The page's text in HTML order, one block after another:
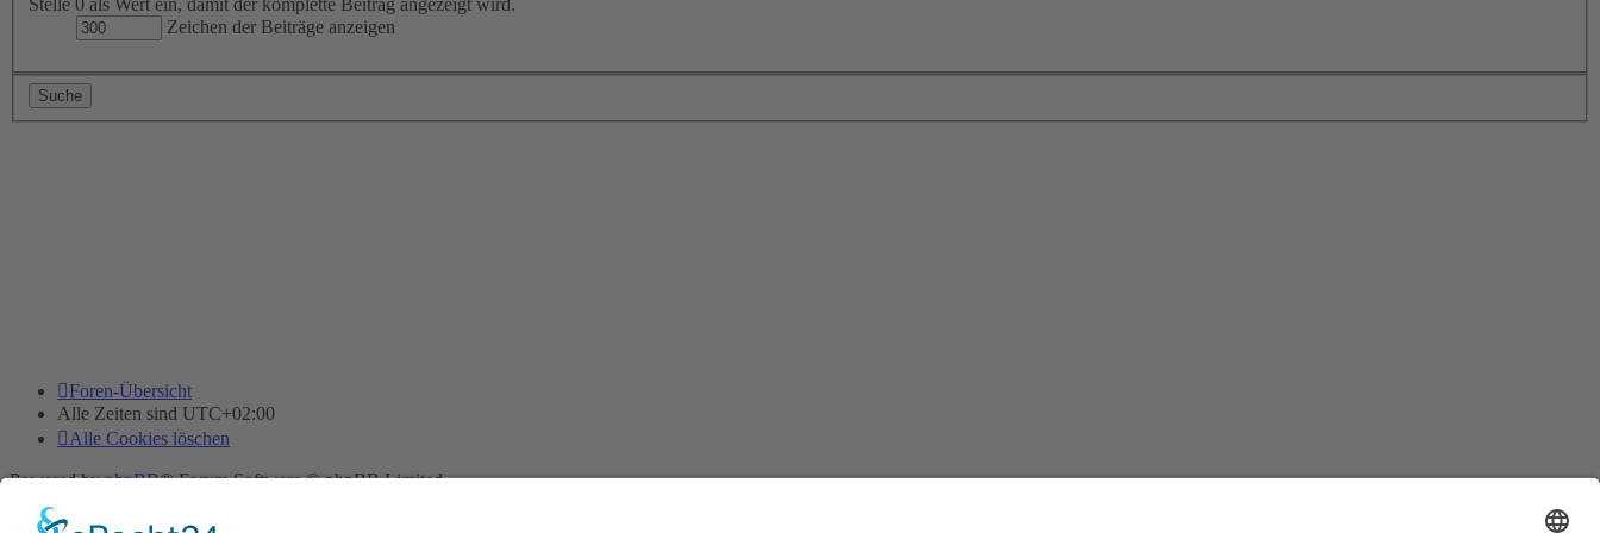
Stelle 0 als Wert ein, damit der komplette Beitrag angezeigt wird.
Zeichen der Beiträge anzeigen
Foren-Übersicht
Alle Zeiten sind UTC+02:00
Alle Cookies löschen
Powered byphpBB® Forum Software © phpBB Limited
Deutsche Übersetzung durch